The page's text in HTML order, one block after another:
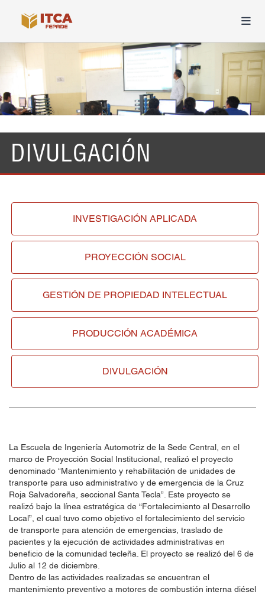
DIVULGACIÓN
INVESTIGACIÓNAPLICADA
PROYECCIÓN SOCIAL
GESTIÓN DE PROPIEDAD INTELECTUAL
PRODUCCIÓN ACADÉMICA
DIVULGACIÓN
La Escuela de Ingeniería Automotriz de la Sede Central, en el
marco de Proyección Social Institucional, realizó el proyecto
denominado “Mantenimiento y rehabilitación de unidades de
transporte para uso administrativo y de emergencia de la Cruz
Roja Salvadoreña, seccional Santa Tecla”. Este proyecto se
realizó bajo la línea estratégica de “Fortalecimiento al Desarrollo
Local”, el cual tuvo como objetivo el fortalecimiento del servicio
de transporte para atención de emergencias, traslado de
pacientes y la ejecución de actividades administrativas en
beneficio de la comunidad tecleña. El proyecto se realizó del 6 de
Julio al 12 de diciembre.
Dentro de las actividades realizadas se encuentran el
mantenimiento preventivo a motores de combustión interna diésel